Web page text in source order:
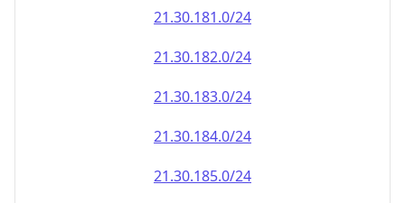
21.30.181.0/24
21.30.182.0/24
21.30.183.0/24
21.30.184.0/24
21.30.185.0/24